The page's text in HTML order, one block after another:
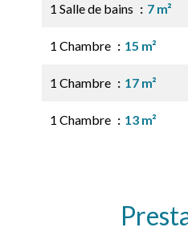
1 Salle de bains 7 m²
1 Chambre 15 m²
1 Chambre 17 m²
1 Chambre 13 m²